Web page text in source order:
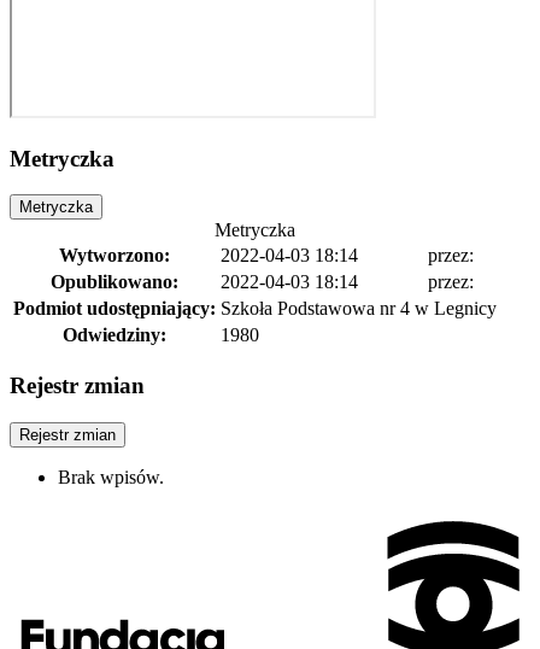
Metryczka
Metryczka
Metryczka
Wytworzono:
2022-04-03 18:14
przez:
Opublikowano:
2022-04-03 18:14
przez:
Podmiot udostępniający: Szkoła Podstawowa nr 4 w Legnicy
Odwiedziny:
1980
Rejestr zmian
Rejestr zmian
Brak wpisów.